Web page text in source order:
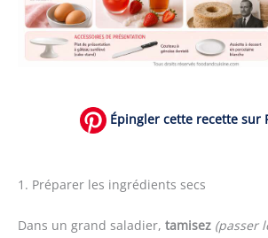
Épingler cette recette sur
1. Préparer les ingrédients secs
Dans un grand saladier, tamisez (passer